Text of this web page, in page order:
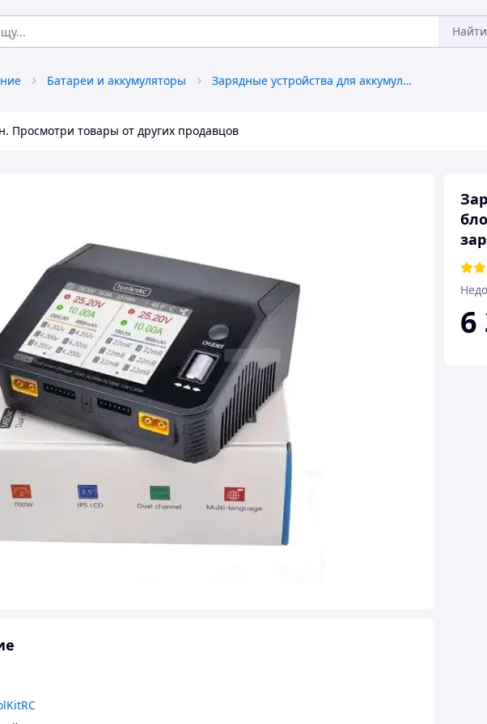
Найти
Батареи и аккумуляторы Зарядные устройства для аккумуляторов
Просмотри товары от других продавцов
6